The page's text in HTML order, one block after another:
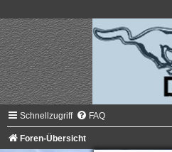
Schnellzugriff FAQ
Foren-Übersicht